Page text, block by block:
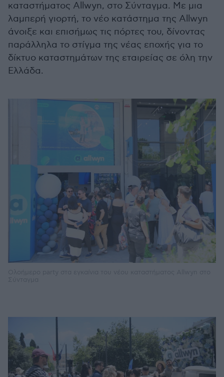
καταστήματος Allwyn, στο Σύνταγμα. Με μια
λαμπερή γιορτή, το νέο κατάστημα της Allwyn
άνοιξε και επισήμως τις πόρτες του, δίνοντας
παράλληλα το στίγμα της νέας εποχής για το
δίκτυο καταστημάτων της εταιρείας σε όλη την
Ελλάδα.